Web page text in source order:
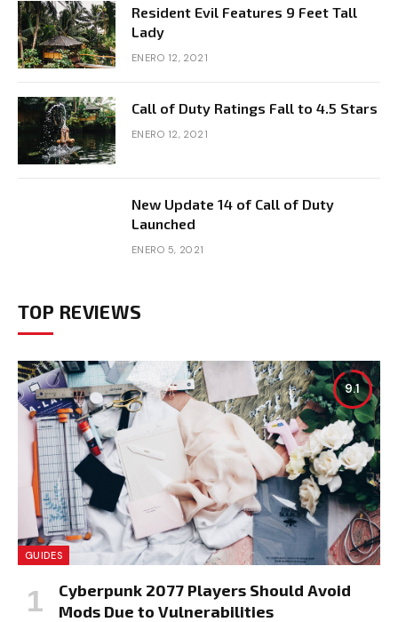
Resident Evil Features 9 Feet Tall
Lady
ENERO 12, 2021
Call of Duty Ratings Fall to 4.5 Stars
ENERO 12, 2021
New Update 14 of Call of Duty
Launched
ENERO 5, 2021
TOP REVIEWS
9.1
GUIDES
Cyberpunk 2077 Players Should Avoid
Mods Due to Vulnerabilities